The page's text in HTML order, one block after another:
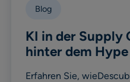
Blog
KI in der Supply
hinter dem
Erfahren Sie,